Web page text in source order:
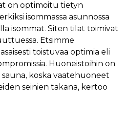
on optimoitu tietyn
isommassa asunnossa
isommat. Siten tilat toimivat
Etsimme
toistuvaa optimia eli
Huoneistoihin on
koska vaatehuoneet
seinien takana, kertoo